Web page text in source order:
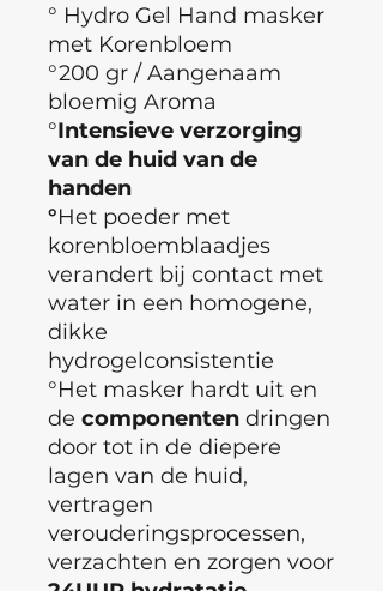
° Hydro Gel Hand masker
met Korenbloem
°200 gr / Aangenaam
bloemig Aroma
°Intensieve verzorging
van de huid van de
handen
°Het poeder met
korenbloemblaadjes
verandert bij contact met
water in een homogene,
dikke
hydrogelconsistentie
°Het masker hardt uit en
de componenten dringen
door tot in de diepere
lagen van de huid,
vertragen
verouderingsprocessen,
verzachten en zorgen voor